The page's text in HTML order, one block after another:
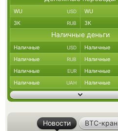
WU USD WU
ЗК RUB ЗК
Наличные деньги
Наличные USD Наличные
Наличные RUB Наличные
Наличные EUR Наличные
Наличные UAH Наличные
Новости BTC-кран